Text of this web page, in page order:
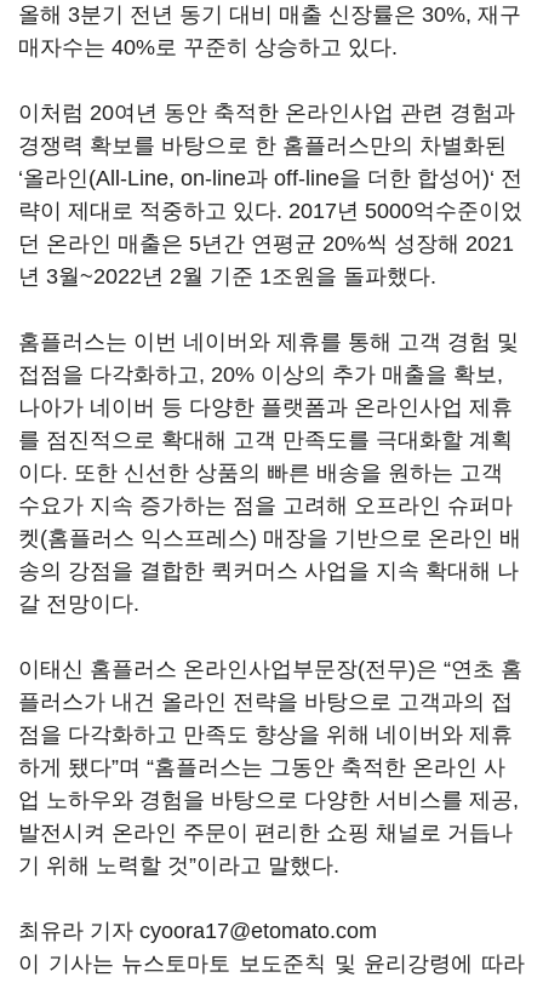
올해 3분기 전년 동기 대비 매출 신장률은 30%, 재구
매자수는 40%로 꾸준히 상승하고 있다.
이처럼 20여년 동안 축적한 온라인사업 관련 경험과
경쟁력 확보를 바탕으로 한 홈플러스만의 차별화된
‘올라인(All-Line, on-line과 off-line을 더한 합성어)‘ 전
략이 제대로 적중하고 있다. 2017년 5000억수준이었
던 온라인 매출은 5년간 연평균 20%씩 성장해 2021
년 3월~2022년 2월 기준 1조원을 돌파했다.
홈플러스는 이번 네이버와 제휴를 통해 고객 경험 및
접점을 다각화하고, 20% 이상의 추가 매출을 확보,
나아가 네이버 등 다양한 플랫폼과 온라인사업 제휴
를 점진적으로 확대해 고객 만족도를 극대화할 계획
이다. 또한 신선한 상품의 빠른 배송을 원하는 고객
수요가 지속 증가하는 점을 고려해 오프라인 슈퍼마
켓(홈플러스 익스프레스) 매장을 기반으로 온라인 배
송의 강점을 결합한 퀵커머스 사업을 지속 확대해 나
갈 전망이다.
이태신 홈플러스 온라인사업부문장(전무)은 “연초 홈
플러스가 내건 올라인 전략을 바탕으로 고객과의 접
점을 다각화하고 만족도 향상을 위해 네이버와 제휴
하게 됐다”며 “홈플러스는 그동안 축적한 온라인 사
업 노하우와 경험을 바탕으로 다양한 서비스를 제공,
발전시켜 온라인 주문이 편리한 쇼핑 채널로 거듭나
기 위해 노력할 것”이라고 말했다.
최유라 기자 cyoora17@etomato.com
이 기사는 뉴스토마토 보도준칙 및 윤리강령에 따라